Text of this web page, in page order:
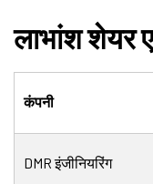
लाभांश शेयर
कंपनी
DMR इंजीनियरिंग